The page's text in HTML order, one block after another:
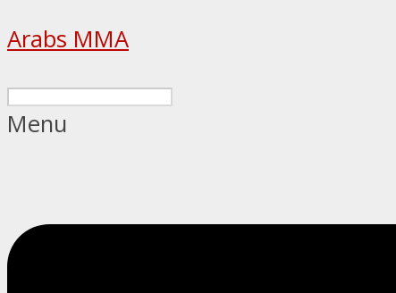
Arabs MMA
Menu